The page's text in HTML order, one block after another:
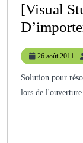
[Visual
26 août 2011
Solution pour résoudre le problème d'importation du fichier clé
lors de